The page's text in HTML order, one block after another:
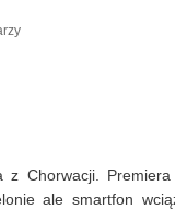
z Chorwacji.
ale smartfon